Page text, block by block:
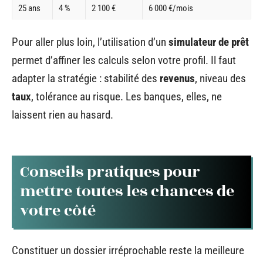
25 ans 4 % 2 100 € 6 000 €/mois
Pour aller plus loin, l’utilisation d’un simulateur de prêt
permet d’affiner les calculs selon votre profil. Il faut
adapter la stratégie : stabilité des revenus, niveau des
taux, tolérance au risque. Les banques, elles, ne
laissent rien au hasard.
Conseils pratiques pour
mettre toutes les chances de
votre côté
Constituer un dossier irréprochable reste la meilleure